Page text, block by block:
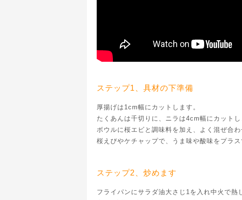
ステップ1、具材の下準備
厚揚げは1cm幅にカットします。
たくあんは千切りに、ニラは4cm幅にカットし
ボウルに桜エビと調味料を加え、よく混ぜ合わ
桜えびやケチャップで、うま味や酸味をプラ
ステップ2、炒めます
フライパンにサラダ油大さじ1を入れ中火で熱